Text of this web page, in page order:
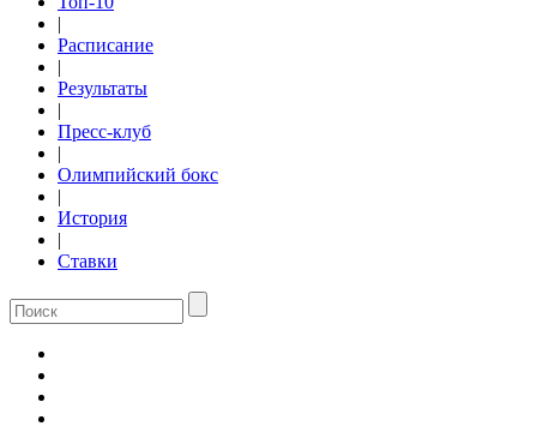
|
Расписание
|
Результаты
|
Пресс-клуб
|
Олимпийский бокс
|
История
|
Ставки